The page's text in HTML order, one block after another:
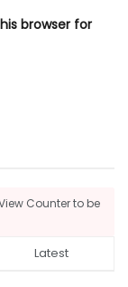
browser for
Counter to be
Latest